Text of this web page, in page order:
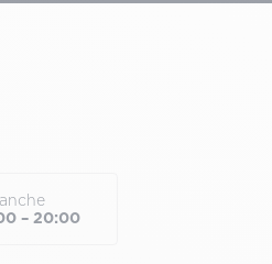
– 20:00